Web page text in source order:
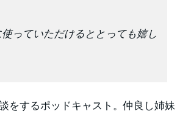
っていただけるととっても嬉し
をするポッドキャスト。仲良し姉妹